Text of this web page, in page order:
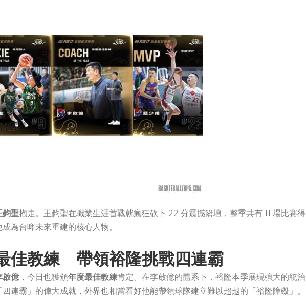
鈞聖抱走。王鈞聖在職業生涯首戰就瘋狂砍下 22 分震撼籃壇，整季共有 11 場比賽得
為台啤未來重建的核心人物。
佳教練 帶領裕隆挑戰四連霸
啟億 ，今日也獲頒年度最佳教練肯定。在李啟億的體系下，裕隆本季展現強大的統治
連霸」的偉大成就，外界也相當看好他能帶領球隊建立難以超越的「裕隆障礙」。